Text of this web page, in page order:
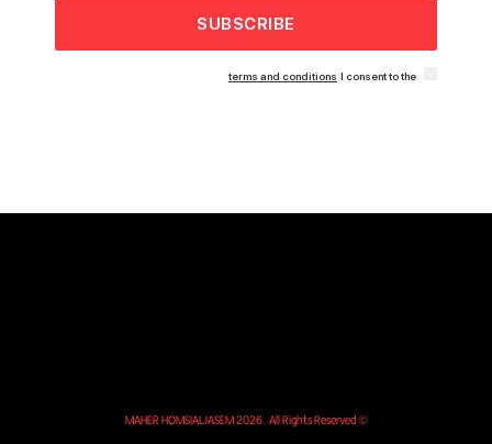
SUBSCRIBE
I consent to the
terms and conditions
© MAHER HOMSIALJASEM 2026. All Rights Reserved